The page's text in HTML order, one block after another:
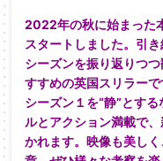
2022年の秋に始まった
スタートしました。引
シーズンを振り返りつ
すすめの英国スリラー
シーズン１を“静”とす
ルとアクション満載で
かれます。映像も美し